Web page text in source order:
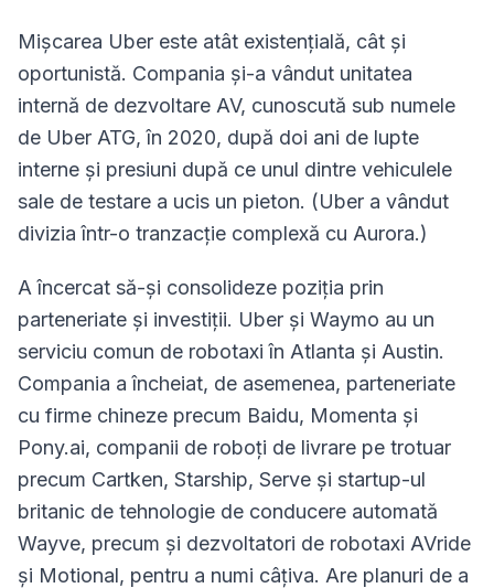
Mișcarea Uber este atât existențială, cât și
oportunistă. Compania și-a vândut unitatea
internă de dezvoltare AV, cunoscută sub numele
de Uber ATG, în 2020, după doi ani de lupte
interne și presiuni după ce unul dintre vehiculele
sale de testare a ucis un pieton. (Uber a vândut
divizia într-o tranzacție complexă cu Aurora.)
A încercat să-și consolideze poziția prin
parteneriate și investiții. Uber și Waymo au un
serviciu comun de robotaxi în Atlanta și Austin.
Compania a încheiat, de asemenea, parteneriate
cu firme chineze precum Baidu, Momenta și
Pony.ai, companii de roboți de livrare pe trotuar
precum Cartken, Starship, Serve și startup-ul
britanic de tehnologie de conducere automată
Wayve, precum și dezvoltatori de robotaxi AVride
și Motional, pentru a numi câțiva. Are planuri de a